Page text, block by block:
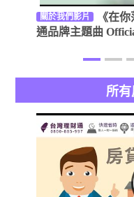
關於我們影片
《在
通品牌主題曲
所有